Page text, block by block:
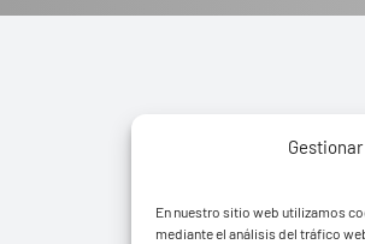
En nuestro sitio web utilizamos
mediante el análisis del tráfico